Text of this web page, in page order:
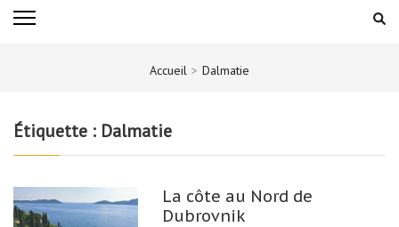
Accueil > Dalmatie
Étiquette : Dalmatie
La côte au Nord de
Dubrovnik